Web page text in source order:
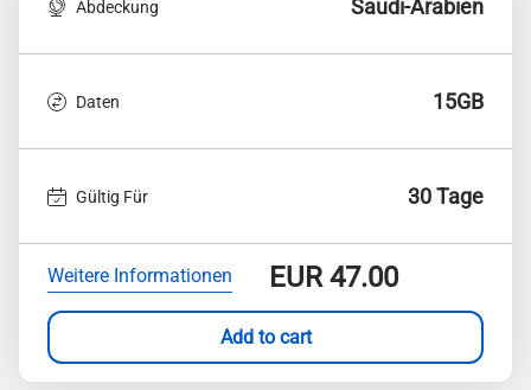
Abdeckung Saudi-Arabien
Daten 15GB
Gültig Für 30 Tage
Weitere Informationen EUR47.00
Add to cart